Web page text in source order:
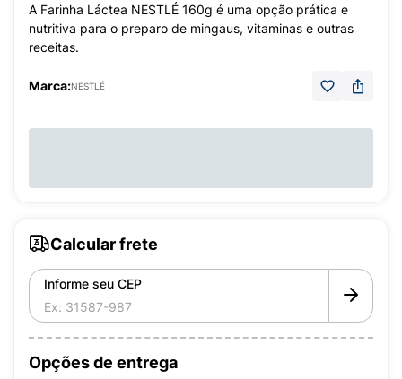
A Farinha Láctea NESTLÉ 160g é uma opção prática e
nutritiva para o preparo de mingaus, vitaminas e outras
receitas.
Marca:NESTLÉ
Calcular frete
Informe seu CEP
Opções de entrega